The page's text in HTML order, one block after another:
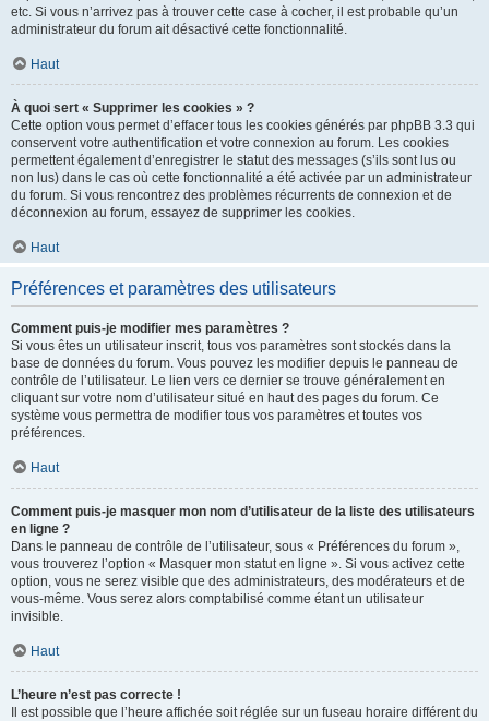
etc. Si vous n’arrivez pas à trouver cette case à cocher, il est probable qu’un
administrateur du forum ait désactivé cette fonctionnalité.
Haut
À quoi sert « Supprimer les cookies » ?
Cette option vous permet d’effacer tous les cookies générés par phpBB 3.3 qui
conservent votre authentification et votre connexion au forum. Les cookies
permettent également d’enregistrer le statut des messages (s’ils sont lus ou
non lus) dans le cas où cette fonctionnalité a été activée par un administrateur
du forum. Si vous rencontrez des problèmes récurrents de connexion et de
déconnexion au forum, essayez de supprimer les cookies.
Haut
Préférences et paramètres des utilisateurs
Comment puis-je modifier mes paramètres ?
Si vous êtes un utilisateur inscrit, tous vos paramètres sont stockés dans la
base de données du forum. Vous pouvez les modifier depuis le panneau de
contrôle de l’utilisateur. Le lien vers ce dernier se trouve généralement en
cliquant sur votre nom d’utilisateur situé en haut des pages du forum. Ce
système vous permettra de modifier tous vos paramètres et toutes vos
préférences.
Haut
Comment puis-je masquer mon nom d’utilisateur de la liste des utilisateurs
en ligne ?
Dans le panneau de contrôle de l’utilisateur, sous « Préférences du forum »,
vous trouverez l’option « Masquer mon statut en ligne ». Si vous activez cette
option, vous ne serez visible que des administrateurs, des modérateurs et de
vous-même. Vous serez alors comptabilisé comme étant un utilisateur
invisible.
Haut
L’heure n’est pas correcte !
Il est possible que l’heure affichée soit réglée sur un fuseau horaire différent du